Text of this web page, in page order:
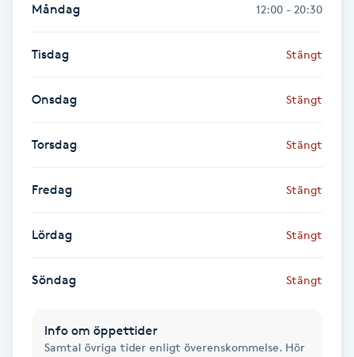
Hatha Yoga
Headspa
Måndag 12:00 - 20:30
Tisdag Stängt
Onsdag Stängt
Torsdag Stängt
Fredag Stängt
Lördag Stängt
Söndag Stängt
Info om öppettider
Samtal övriga tider enligt överenskommelse. Hör